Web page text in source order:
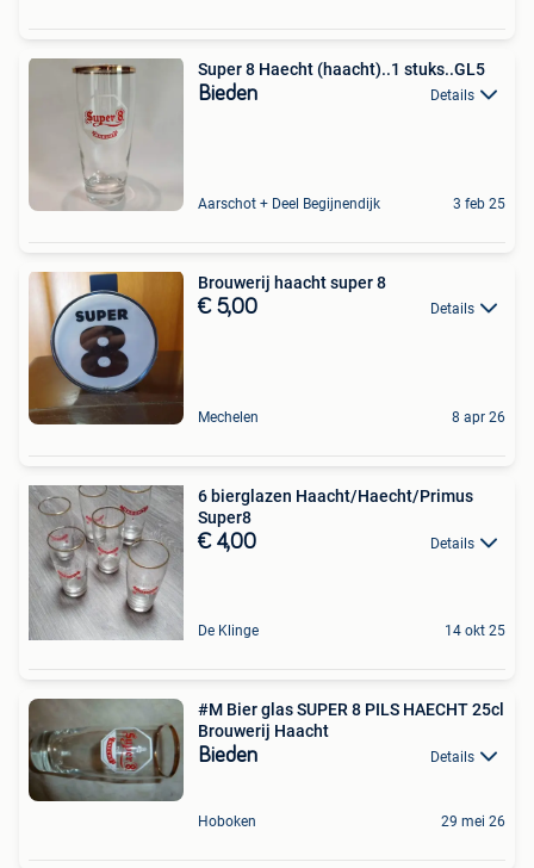
Super 8 Haecht (haacht)..1 stuks..GL5
Bieden Details
Aarschot + Deel Begijnendijk 3 feb 25
Brouwerij haacht super 8
€ 5,00 Details
Mechelen 8 apr 26
6 bierglazen Haacht/Haecht/Primus
Super8
€ 4,00 Details
De Klinge 14 okt 25
#M Bier glas SUPER 8 PILS HAECHT 25cl
Brouwerij Haacht
Bieden Details
Hoboken 29 mei 26